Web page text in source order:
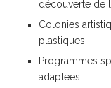
découverte de
Colonies
plastiques
Programmes
adaptées